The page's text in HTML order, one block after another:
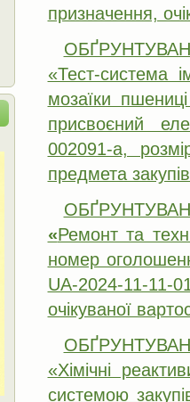
призначення,
«Тест-система
мозаїки
присвоєний
002091-a,
предмета
«Ремонт та
номер
UA-2024-11-
очікуваної
«Хімічні
системою